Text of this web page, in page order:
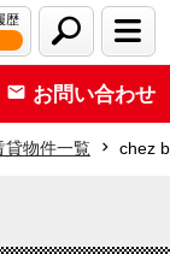
歴
お問い合わせ
貸物件一覧 chez